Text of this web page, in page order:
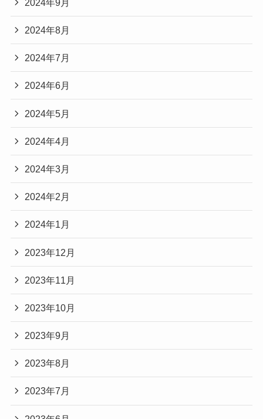
2024年9月
2024年8月
2024年7月
2024年6月
2024年5月
2024年4月
2024年3月
2024年2月
2024年1月
2023年12月
2023年11月
2023年10月
2023年9月
2023年8月
2023年7月